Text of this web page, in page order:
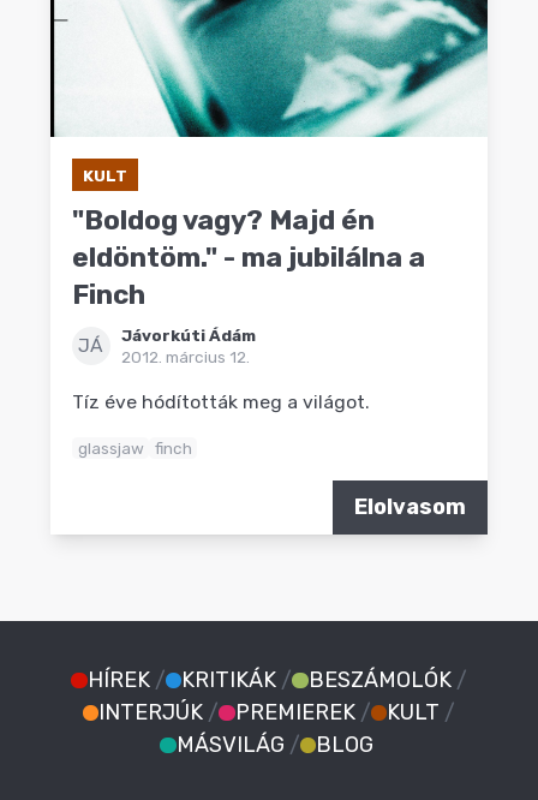
KULT
"Boldog vagy? Majd én
eldöntöm." - ma jubilálna a
Finch
JÁ
Jávorkúti Ádám
2012. március 12.
Tíz éve hódították meg a világot.
glassjaw finch
Elolvasom
HÍREK / KRITIKÁK / BESZÁMOLÓK /
INTERJÚK / PREMIEREK / KULT /
MÁSVILÁG / BLOG